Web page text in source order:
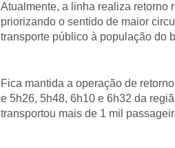
Atualmente, a linha realiza retorno
priorizando o sentido de maior
transporte público à população do
Fica mantida a operação de
e 5h26, 5h48, 6h10 e 6h32 da
transportou mais de 1 mil